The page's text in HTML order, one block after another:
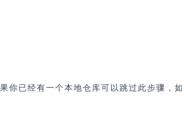
你已经有一个本地仓库可以跳过此步骤，